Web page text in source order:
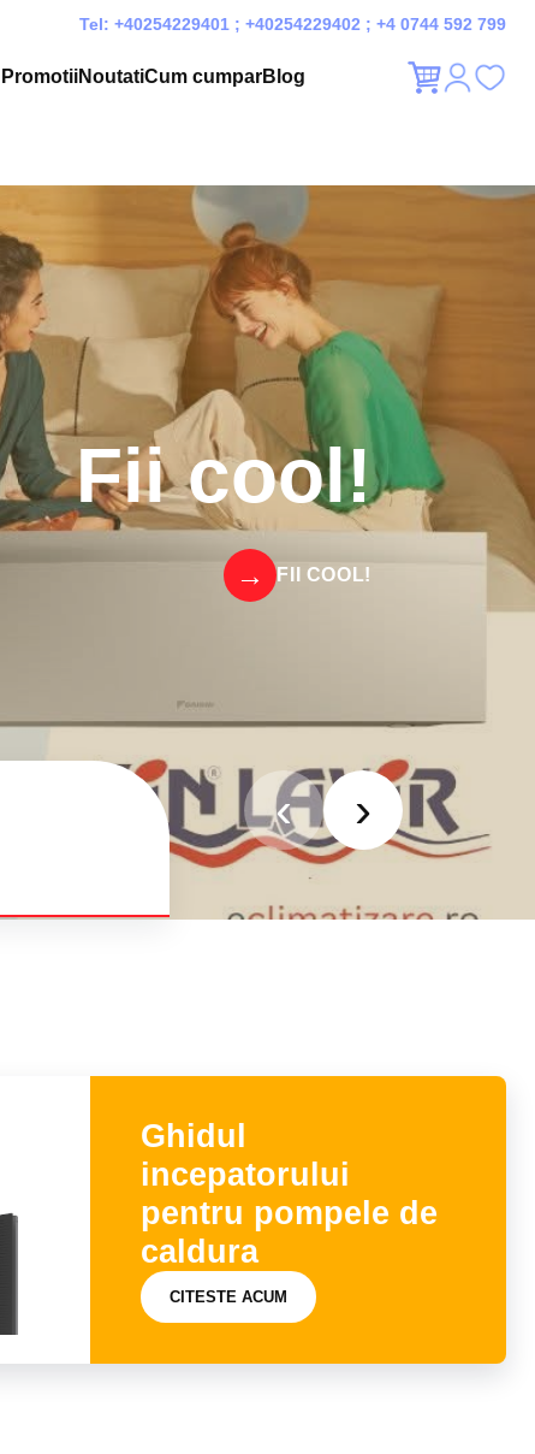
Tel: +40254229401 ; +40254229402 ; +4 0744 592 799
PromotiiNoutatiCum cumparBlog
Fii cool!
FII COOL!
‹ ›
Ghidul
incepatorului
pentru pompele de
caldura
CITESTE ACUM